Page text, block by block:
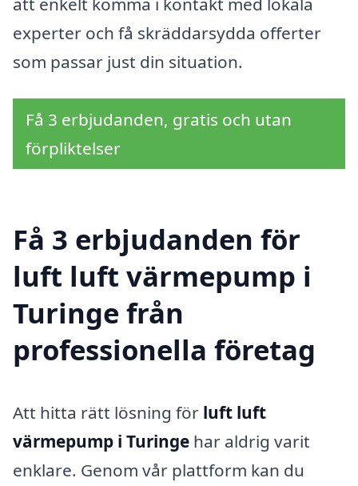
experter och få skräddarsydda offerter
som passar just din situation.
Få 3 erbjudanden, gratis och utan
förpliktelser
Få 3 erbjudanden för
luft luft värmepump i
Turinge från
professionella företag
Att hitta rätt lösning för luft luft
värmepump i Turinge har aldrig varit
enklare. Genom vår plattform kan du